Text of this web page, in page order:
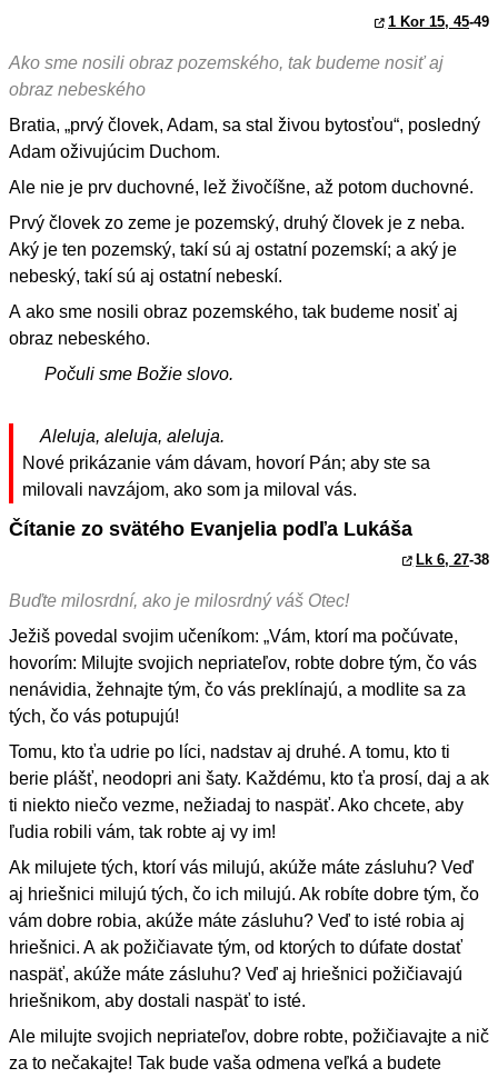
1 Kor 15, 45-49
Ako sme nosili obraz pozemského, tak budeme nosiť aj
obraz nebeského
Bratia, „prvý človek, Adam, sa stal živou bytosťou“, posledný
Adam oživujúcim Duchom.
Ale nie je prv duchovné, lež živočíšne, až potom duchovné.
Prvý človek zo zeme je pozemský, druhý človek je z neba.
Aký je ten pozemský, takí sú aj ostatní pozemskí; a aký je
nebeský, takí sú aj ostatní nebeskí.
A ako sme nosili obraz pozemského, tak budeme nosiť aj
obraz nebeského.
Počuli sme Božie slovo.
Aleluja, aleluja, aleluja.
Nové prikázanie vám dávam, hovorí Pán; aby ste sa
milovali navzájom, ako som ja miloval vás.
Čítanie zo svätého Evanjelia podľa Lukáša
Lk 6, 27-38
Buďte milosrdní, ako je milosrdný váš Otec!
Ježiš povedal svojim učeníkom: „Vám, ktorí ma počúvate,
hovorím: Milujte svojich nepriateľov, robte dobre tým, čo vás
nenávidia, žehnajte tým, čo vás preklínajú, a modlite sa za
tých, čo vás potupujú!
Tomu, kto ťa udrie po líci, nadstav aj druhé. A tomu, kto ti
berie plášť, neodopri ani šaty. Každému, kto ťa prosí, daj a ak
ti niekto niečo vezme, nežiadaj to naspäť. Ako chcete, aby
ľudia robili vám, tak robte aj vy im!
Ak milujete tých, ktorí vás milujú, akúže máte zásluhu? Veď
aj hriešnici milujú tých, čo ich milujú. Ak robíte dobre tým, čo
vám dobre robia, akúže máte zásluhu? Veď to isté robia aj
hriešnici. A ak požičiavate tým, od ktorých to dúfate dostať
naspäť, akúže máte zásluhu? Veď aj hriešnici požičiavajú
hriešnikom, aby dostali naspäť to isté.
Ale milujte svojich nepriateľov, dobre robte, požičiavajte a nič
za to nečakajte! Tak bude vaša odmena veľká a budete